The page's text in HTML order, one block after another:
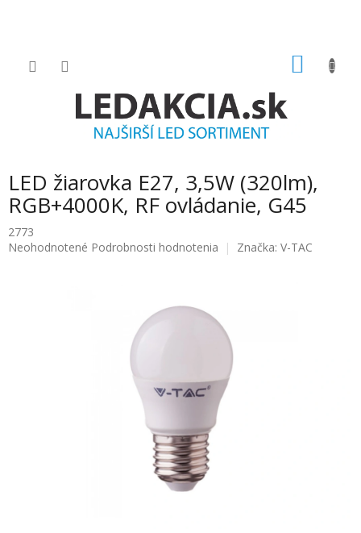
LED žiarovka E27, 3,5W (320lm),
RGB+4000K, RF ovládanie, G45
2773
Priemerné
Neohodnotené Podrobnosti hodnotenia Značka: V-TAC